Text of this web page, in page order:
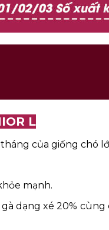
L
của giống chó
mạnh.
dạng xé 20%